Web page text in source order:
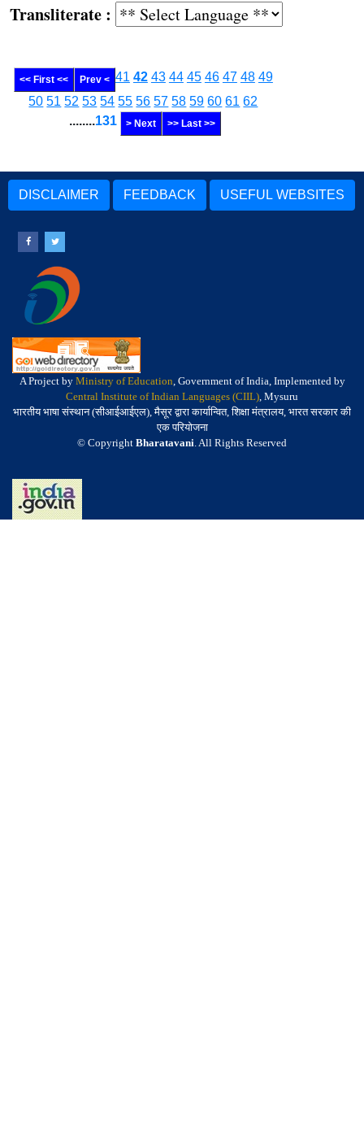
:
<< First << Prev < 41 42 43 44 45 46 47 48 49
50 51 52 53 54 55 56 57 58 59 60 61 62
........131 > Next >> Last >>
DISCLAIMER FEEDBACK USEFUL WEBSITES
A Project by Ministry of Education, Government of India, Implemented by
Central Institute of Indian Languages (CIIL), Mysuru
भारतीय भाषा संस्थान (सीआईआईएल), मैसूर द्वारा कार्यान्वित, शिक्षा मंत्रालय, भारत सरकार की
एक परियोजना
© Copyright Bharatavani. All Rights Reserved